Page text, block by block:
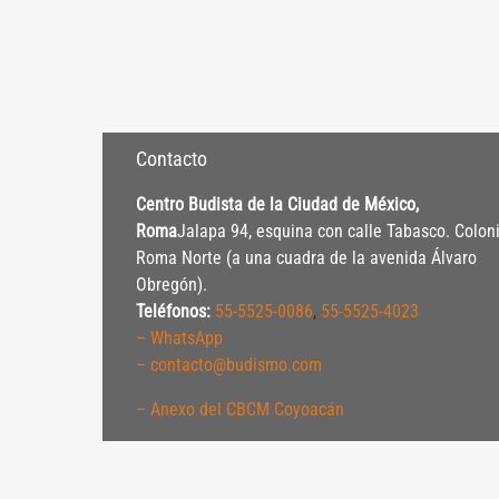
Contacto
Centro Budista de la Ciudad de México,
RomaJalapa 94, esquina con calle Tabasco.
Roma Norte (a una cuadra de la avenida Álvaro
Obregón).
Teléfonos: 55-5525-0086, 55-5525-4023
– WhatsApp
– contacto@budismo.com
– Anexo del CBCM Coyoacán